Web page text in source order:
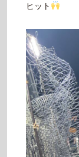
ヒット